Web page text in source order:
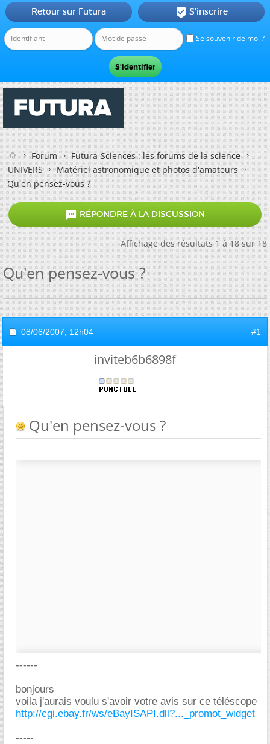
Se souvenir de moi ?
Retour sur Futura  S'inscrire
Forum
Futura-Sciences : les forums de la science
UNIVERS
Matériel astronomique et photos d'amateurs
Qu'en pensez-vous ?
 RÉPONDRE À LA DISCUSSION
Affichage des résultats 1 à 18 sur 18
Qu'en pensez-vous ?
08/06/2007, 12h04 #1
inviteb6b6898f
Qu'en pensez-vous ?
------
bonjours
voila j'aurais voulu s'avoir votre avis sur ce téléscope
http://cgi.ebay.fr/ws/eBayISAPI.dll?..._promot_widget
-----